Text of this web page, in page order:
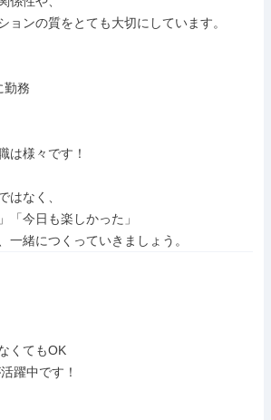
ョンの質をとても大切にしています。
勤務
は様々です！
はなく、
「今日も楽しかった」
一緒につくっていきましょう。
くてもOK
躍中です！